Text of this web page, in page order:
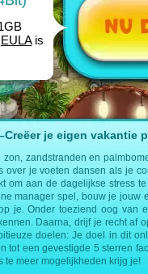
je eigen vakantie
zon, zandstranden en
over je voeten dansen als je
om aan de dagelijkse stress
manager spel, bouw je
je. Onder toeziend oog van
Daarna, drijf je recht af
doelen: Je doel in dit
tot een gevestigde 5 sterren
te meer mogelijkheden krijg je!
EULAis